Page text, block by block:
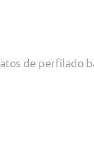
de perfilado